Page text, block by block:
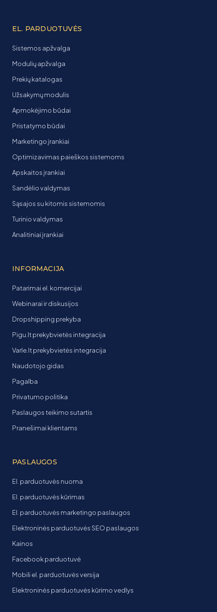
EL. PARDUOTUVĖS
Sistemos apžvalga
Modulių apžvalga
Prekių katalogas
Užsakymų modulis
Apmokėjimo būdai
Pristatymo būdai
Marketingo įrankiai
Optimizavimas paieškos sistemoms
Apskaitos įrankiai
Sandėlio valdymas
Sąsajos su kitomis sistemomis
Turinio valdymas
Analitiniai įrankiai
INFORMACIJA
Patarimai el. komercijai
Webinarai ir diskusijos
Dropshipping prekyba
Pigu.lt prekybvietės integracija
Varle.lt prekybvietės integracija
Naudotojo gidas
Pagalba
Privatumo politika
Paslaugos teikimo sutartis
Pranešimai klientams
PASLAUGOS
El. parduotuvės nuoma
El. parduotuvės kūrimas
El. parduotuvės marketingo paslaugos
Elektroninės parduotuvės SEO paslaugos
Kainos
Facebook parduotuvė
Mobili el. parduotuvės versija
Elektroninės parduotuvės kūrimo vedlys